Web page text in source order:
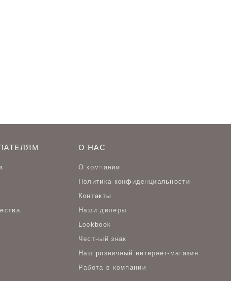
О НАС
О компании
Политика конфиденциальности
Контакты
Наши дилеры
Lookbook
Честный знак
Наш розничный интернет-магазин
Работа в компании